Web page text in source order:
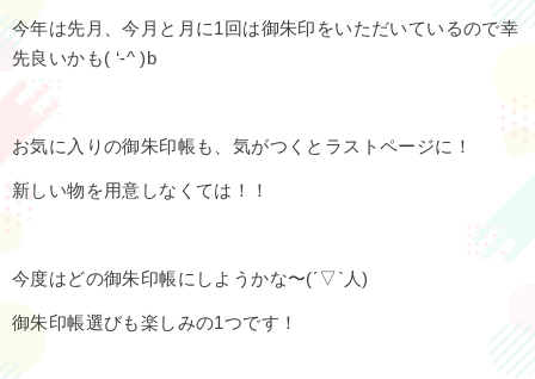
今年は先月、今月と月に1回は御朱印をいただいているので幸
先良いかも( ‘-^ )b
お気に入りの御朱印帳も、気がつくとラストページに！
新しい物を用意しなくては！！
今度はどの御朱印帳にしようかな〜(´▽`人)
御朱印帳選びも楽しみの1つです！